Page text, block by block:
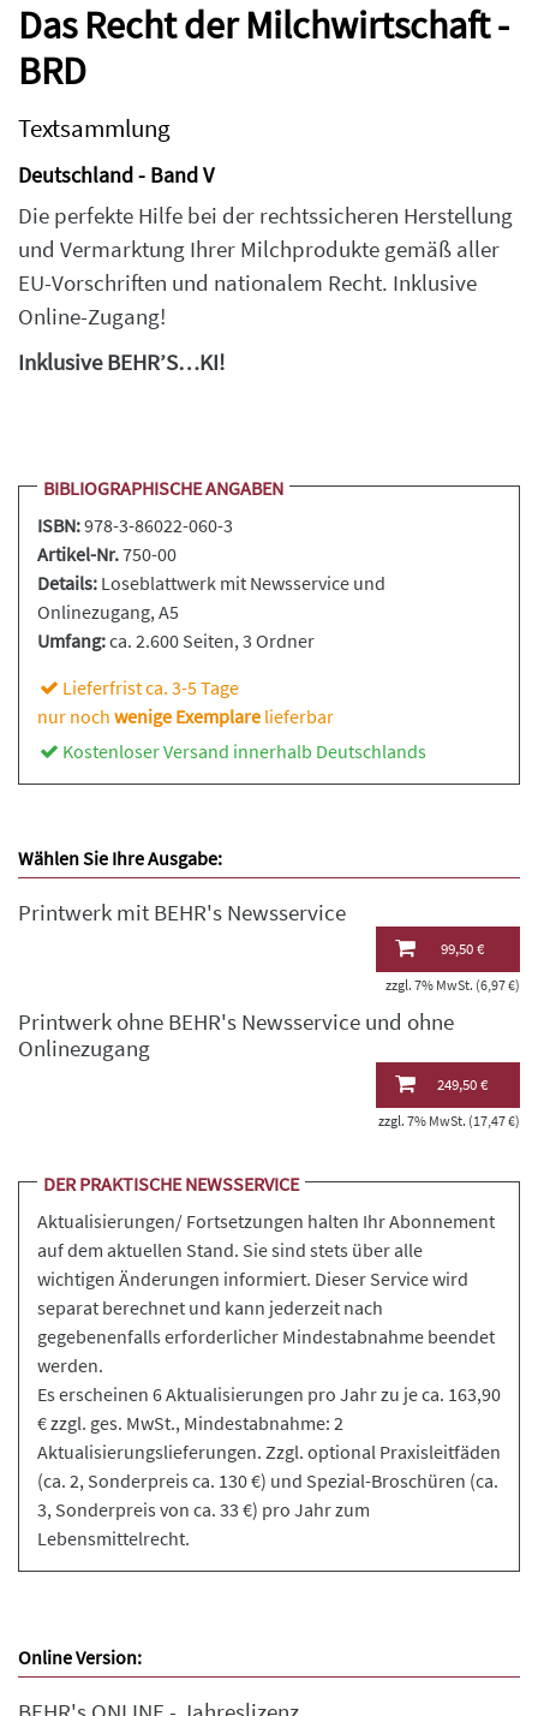
Das Recht der Milchwirtschaft -
BRD
Textsammlung
Deutschland - Band V
Die perfekte Hilfe bei der rechtssicheren Herstellung
und Vermarktung Ihrer Milchprodukte gemäß aller
EU-Vorschriften und nationalem Recht. Inklusive
Online-Zugang!
Inklusive BEHR’S…KI!
BIBLIOGRAPHISCHE ANGABEN
ISBN:978-3-86022-060-3
Artikel-Nr.750-00
Details: Loseblattwerk mit Newsservice und
Onlinezugang, A5
Umfang:ca. 2.600 Seiten, 3 Ordner
Lieferfrist ca. 3-5 Tage
nur noch wenige Exemplare lieferbar
Kostenloser Versand innerhalb Deutschlands
Wählen Sie Ihre Ausgabe:
Printwerk mit BEHR's Newsservice
99,50 €
zzgl. 7% MwSt. (6,97 €)
Printwerk ohne BEHR's Newsservice und ohne
Onlinezugang
249,50 €
zzgl. 7% MwSt. (17,47 €)
DER PRAKTISCHE NEWSSERVICE
Aktualisierungen/ Fortsetzungen halten Ihr Abonnement
auf dem aktuellen Stand. Sie sind stets über alle
wichtigen Änderungen informiert. Dieser Service wird
separat berechnet und kann jederzeit nach
gegebenenfalls erforderlicher Mindestabnahme beendet
werden.
Es erscheinen 6 Aktualisierungen pro Jahr zu je ca. 163,90
€ zzgl. ges. MwSt., Mindestabnahme: 2
Aktualisierungslieferungen. Zzgl. optional Praxisleitfäden
(ca. 2, Sonderpreis ca. 130 €) und Spezial-Broschüren (ca.
3, Sonderpreis von ca. 33 €) pro Jahr zum
Lebensmittelrecht.
Online Version: